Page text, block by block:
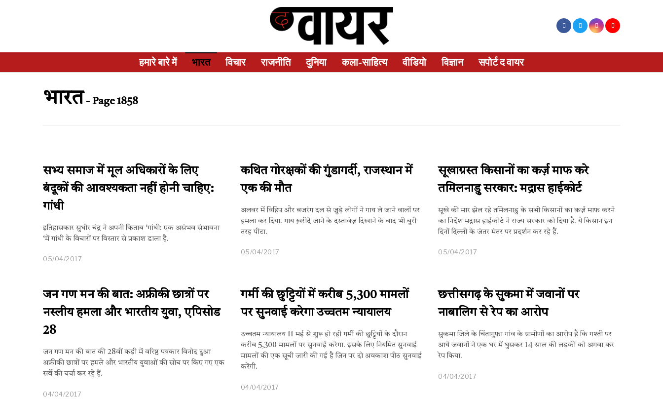
हमारे बारे में भारत विचार राजनीति दुनिया कला-साहित्य वीडियो विज्ञान सपोर्ट द वायर
भारत - Page 1858
सभ्य समाज में मूल अधिकारों के लिए
बंदूकों की आवश्यकता नहीं होनी चाहिए:
गांधी
इतिहासकार सुधीर चंद्र ने अपनी किताब ‘गांधी: एक असंभव संभावना
‘में गांधी के विचारों पर विस्तार से प्रकाश डाला है.
05/04/2017
कथित गोरक्षकों की गुंडागर्दी, राजस्थान में
एक की मौत
अलवर में विहिप और बजरंग दल से जुड़े लोगों ने गाय ले जाने वालों पर
हमला कर दिया. गाय ख़रीदे जाने के दस्तावेज़ दिखाने के बाद भी बुरी
तरह पीटा.
05/04/2017
सूखाग्रस्त किसानों का कर्ज़ माफ करे
तमिलनाडु सरकार: मद्रास हाईकोर्ट
सूखे की मार झेल रहे तमिलनाडु के सभी किसानों का कर्ज़ माफ करने
का निर्देश मद्रास हाईकोर्ट ने राज्य सरकार को दिया है. ये किसान इन
दिनों दिल्ली के जंतर मंतर पर प्रदर्शन कर रहे हैं.
05/04/2017
जन गण मन की बात: अफ्रीकी छात्रों पर
नस्लीय हमला और भारतीय युवा, एपिसोड
28
जन गण मन की बात की 28वीं कड़ी में वरिष्ठ पत्रकार विनोद दुआ
अफ्रीकी छात्रों पर हमले और भारतीय युवाओं की सोच पर किए गए एक
सर्वे की चर्चा कर रहे हैं.
04/04/2017
गर्मी की छुट्टियों में करीब 5,300 मामलों
पर सुनवाई करेगा उच्चतम न्यायालय
उच्चतम न्यायालय 11 मई से शुरू हो रही गर्मी की छुट्टियों के दौरान
करीब 5,300 मामलों पर सुनवाई करेगा. इसके लिए नियमित सुनवाई
मामलों की एक सूची जारी की गई है जिन पर दो अवकाश पीठ सुनवाई
करेंगी.
04/04/2017
छत्तीसगढ़ के सुकमा में जवानों पर
नाबालिग से रेप का आरोप
सुकमा जिले के चिंतागुफा गांव के ग्रामीणों का आरोप है कि गश्ती पर
आये जवानों ने एक घर में घुसकर 14 साल की लड़की को अगवा कर
रेप किया.
04/04/2017